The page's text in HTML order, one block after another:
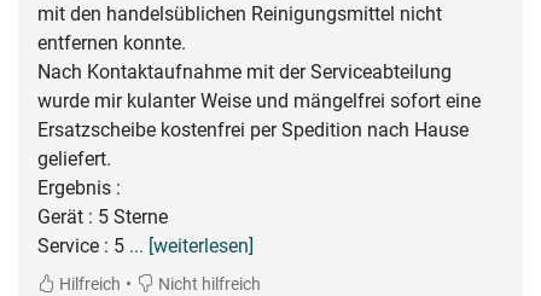
mit den handelsüblichen Reinigungsmittel nicht
entfernen konnte.
Nach Kontaktaufnahme mit der Serviceabteilung
wurde mir kulanter Weise und mängelfrei sofort eine
Ersatzscheibe kostenfrei per Spedition nach Hause
geliefert.
Ergebnis :
Gerät : 5 Sterne
Service : 5 ... [weiterlesen]
Hilfreich • Nicht hilfreich